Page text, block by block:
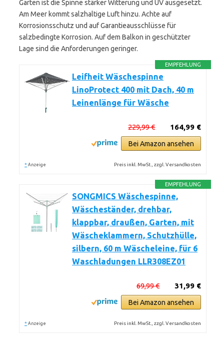
Garten ist die Spinne stärker Witterung und UV ausgesetzt.
Am Meer kommt salzhaltige Luft hinzu. Achte auf
Korrosionsschutz und auf Garantieausschlüsse für
salzbedingte Korrosion. Auf dem Balkon in geschützter
Lage sind die Anforderungen geringer.
EMPFEHLUNG
Leifheit Wäschespinne
LinoProtect 400 mit Dach, 40 m
Leinenlänge für Wäsche
164,99 €
229,99 €
Bei Amazon ansehen
* Anzeige Preis inkl. MwSt., zzgl. Versandkosten
EMPFEHLUNG
SONGMICS Wäschespinne,
Wäscheständer, drehbar,
klappbar, draußen, Garten, mit
Wäscheklammern, Schutzhülle,
silbern, 60 m Wäscheleine, für 6
Waschladungen LLR308EZ01
31,99 €
69,99 €
Bei Amazon ansehen
* Anzeige Preis inkl. MwSt., zzgl. Versandkosten